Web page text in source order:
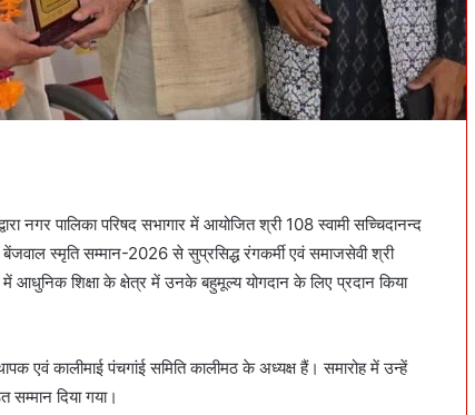
नगर पालिका परिषद सभागार में आयोजित श्री 108 स्वामी सच्चिदानन्द
स्मृति सम्मान-2026 से सुप्रसिद्ध रंगकर्मी एवं समाजसेवी श्री
आधुनिक शिक्षा के क्षेत्र में उनके बहुमूल्य योगदान के लिए प्रदान किया
एवं कालीमाई पंचगांई समिति कालीमठ के अध्यक्ष हैं। समारोह में उन्हें
सम्मान दिया गया।